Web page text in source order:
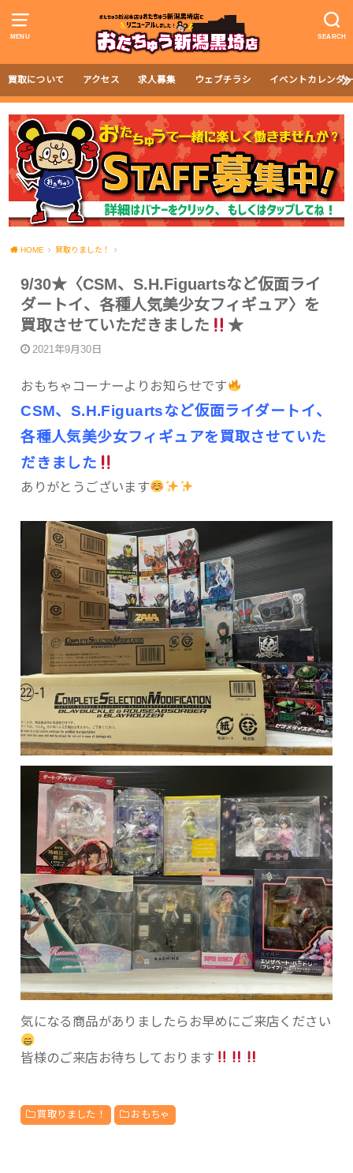
MENU SEARCH
買取について アクセス 求人募集 ウェブチラシ イベントカレンダ
HOME 買取りました！
9/30★〈CSM、S.H.Figuartsなど仮面ライ
ダートイ、各種人気美少女フィギュア〉を
買取させていただきました
★
2021年9月30日
おもちゃコーナーよりお知らせです
CSM、S.H.Figuartsなど仮面ライダートイ、
各種人気美少女フィギュアを買取させていた
だきました
ありがとうございます
気になる商品がありましたらお早めにご来店ください
皆様のご来店お待ちしております
買取りました！ おもちゃ